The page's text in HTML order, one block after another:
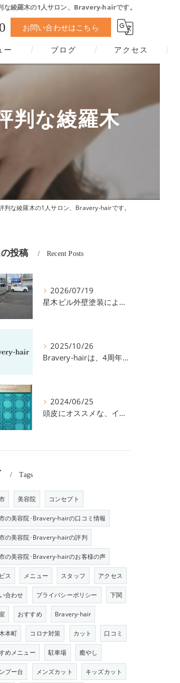
な綾羅木の1人サロン、Bravery-hairです。
お問い合わせはこちら
ー ブログ アクセス
判な綾羅木
な綾羅木の1人サロン、Bravery-hairです。
投稿 Recent Posts
2026/07/19
星木ビル外壁塗装による、駐車場の件につきまして。
2025/10/26
Bravery-hairは、4周年を迎えました！
2024/06/25
頭皮にオススメな、イイスタンダードのスカルプ系シャンプー＆トリートメントです！
Tags
美容院 コンセプト
の美容院･Bravery-hairの口コミ情報
の美容院･Bravery-hairの評判
の美容院･Bravery-hairのお客様の声
ス メニュー スタッフ アクセス
合わせ プライバシーポリシー 下関
おすすめ Bravery-hair
本町 コロナ対策 カット 口コミ
めメニュー 駐車場 癒やし
プー台 メンズカット キッズカット